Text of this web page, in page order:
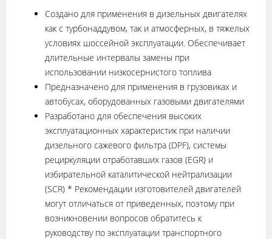
Создано для применения в дизельных двигателях
как с турбонаддувом, так и атмосферных, в тяжелых
условиях шоссейной эксплуатации. Обеспечивает
длительные интервалы замены при
использовании низкосернистого топлива
Предназначено для применения в грузовиках и
автобусах, оборудованных газовыми двигателями
Разработано для обеспечения высоких
эксплуатационных характеристик при наличии
дизельного сажевого фильтра (DPF), системы
рециркуляции отработавших газов (EGR) и
избирательной каталитической нейтрализации
(SCR) * Рекомендации изготовителей двигателей
могут отличаться от приведенных, поэтому при
возникновении вопросов обратитесь к
руководству по эксплуатации транспортного